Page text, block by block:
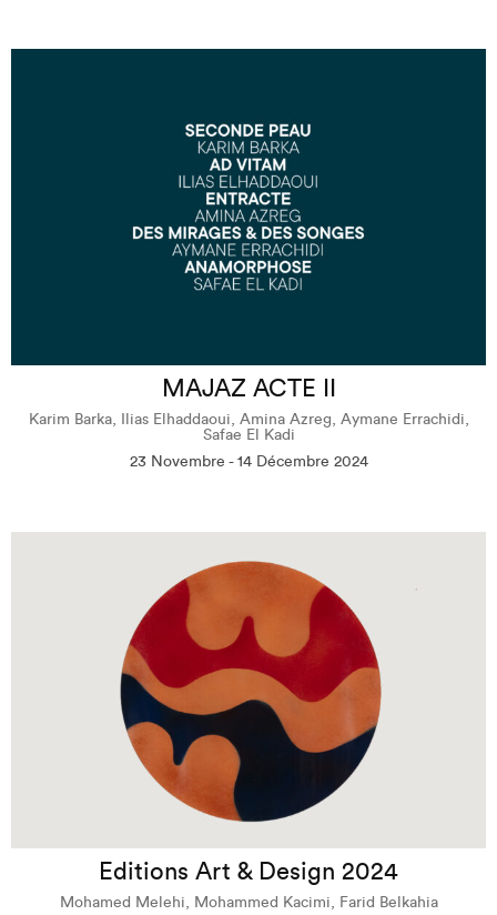
MAJAZ ACTE II
Karim Barka, Ilias Elhaddaoui, Amina Azreg, Aymane Errachidi,
Safae El Kadi
23 Novembre - 14 Décembre 2024
Editions Art & Design 2024
Mohamed Melehi, Mohammed Kacimi, Farid Belkahia